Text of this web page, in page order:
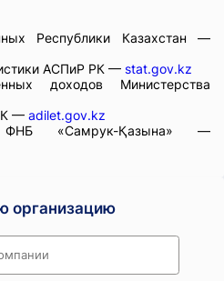
Республики Казахстан —
АСПиР РК — stat.gov.kz
доходов Министерства
— adilet.gov.kz
«Самрук-Қазына» —
организацию